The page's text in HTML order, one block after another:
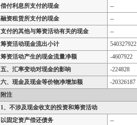
偿付利息所支付的现金
--
融资租赁所支付的现金
--
支付的其他与筹资活动有关的现金
--
筹资活动现金流出小计
540327922
筹资活动产生的现金流量净额
-4607922
五、汇率变动对现金的影响
-224828
六、现金及现金等价物净增加额
-20326187
附注
1、不涉及现金收支的投资和筹资活动
以固定资产偿还债务
--